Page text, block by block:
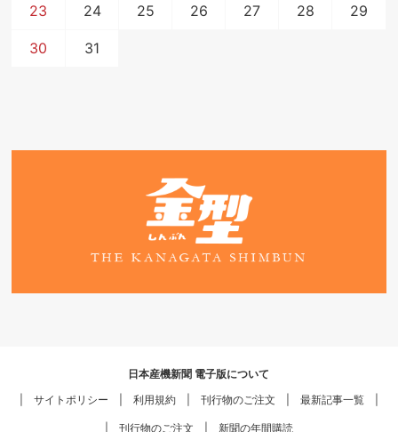
23 24 25 26 27 28 29
30 31
日本産機新聞 電子版について
サイトポリシー
利用規約 刊行物のご注文 最新記事一覧
刊行物のご注文 新聞の年間購読